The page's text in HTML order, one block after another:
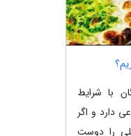
با شرایط
دارد و اگر
را دوست